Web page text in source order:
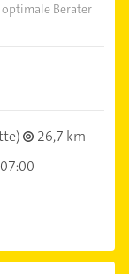
Berater
26,7 km